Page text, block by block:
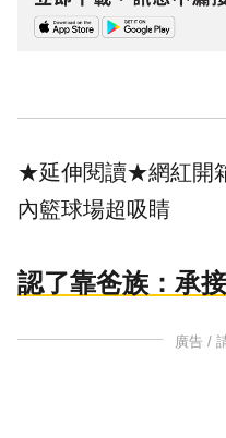
★延伸閱讀★網紅開
內籃球場超吸睛
認了靠爸族：承
廣告 /